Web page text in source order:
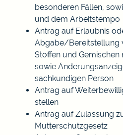
besonderen Fällen,
und dem Arbeitstempo
Antrag auf Erlaubnis
Abgabe/Bereitstellung
Stoffen und Gemischen
sowie
sachkundigen Person
Antrag auf
stellen
Antrag auf Zulassung
Mutterschutzgesetz